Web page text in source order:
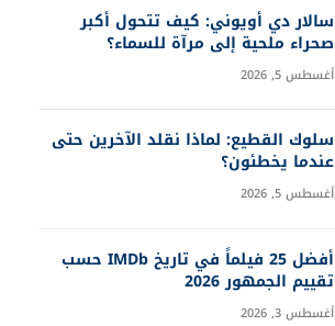
سالار دي أويوني: كيف تتحول أكبر
صحراء ملحية إلى مرآة للسماء؟
أغسطس 5, 2026
سلوك القطيع: لماذا نقلد الآخرين حتى
عندما يخطئون؟
أغسطس 5, 2026
أفضل 25 فيلماً في تاريخ IMDb حسب
تقييم الجمهور 2026
أغسطس 3, 2026